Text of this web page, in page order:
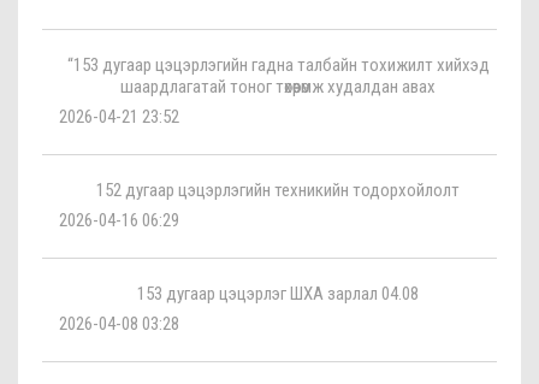
“153 дугаар цэцэрлэгийн гадна талбайн тохижилт хийхэд
шаардлагатай тоног төхөөрөмж худалдан авах
2026-04-21 23:52
152 дугаар цэцэрлэгийн техникийн тодорхойлолт
2026-04-16 06:29
153 дугаар цэцэрлэг ШХА зарлал 04.08
2026-04-08 03:28